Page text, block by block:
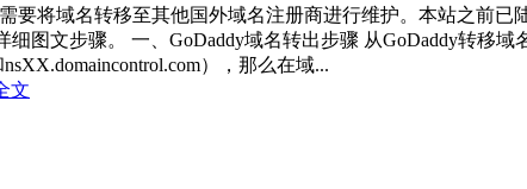
要将域名转移至其他国外域名注册商进行维护。本站之前已
细图文步骤。 一、GoDaddy域名转出步骤 从GoDaddy转
），那么在域...
文